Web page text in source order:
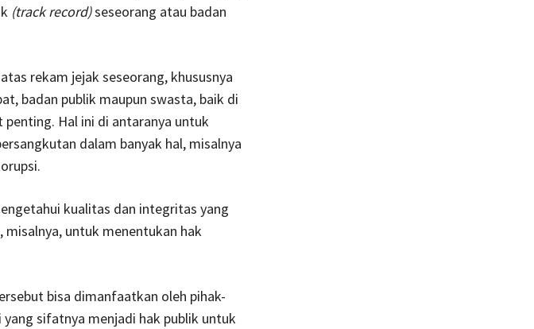
(track record)seseorang atau badan
rekam jejak seseorang, khususnya
badan publik maupun swasta, baik di
Hal ini di antaranya untuk
dalam banyak hal, misalnya
kualitas dan integritas yang
untuk menentukan hak
bisa dimanfaatkan oleh pihak-
sifatnya menjadi hak publik untuk